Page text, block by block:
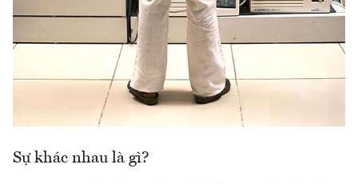
Sự khác nhau là gì?